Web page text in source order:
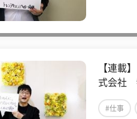
【連載
式会社
#仕事